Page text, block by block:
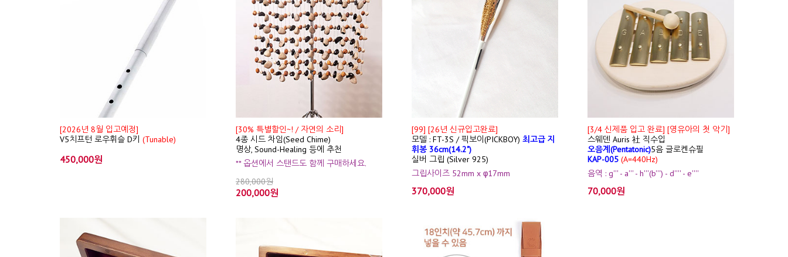
[2026년 8월 입고예정]
V5치프턴 로우휘슬 D키 (Tunable)
450,000원
[30% 특별할인~! / 자연의 소리]
4종 시드 차임(Seed Chime)
명상, Sound-Healing 등에 추천
** 옵션에서 스탠드도 함께 구매하세요.
280,000원
200,000원
[99] [26년 신규입고완료]
모델 : FT-3S / 픽보이(PICKBOY) 최고급 지
휘봉 36cm(14.2")
실버 그립 (Silver 925)
그립사이즈 52mm x φ17mm
370,000원
[3/4 신제품 입고 완료] [영유아의 첫 악기]
스웨덴 Auris 社 직수입
오음계(Pentatonic)5음 글로켄슈필
KAP-005 (A=440Hz)
음역 : g''' - a''' - h'''(b''') - d'''' - e''''
70,000원